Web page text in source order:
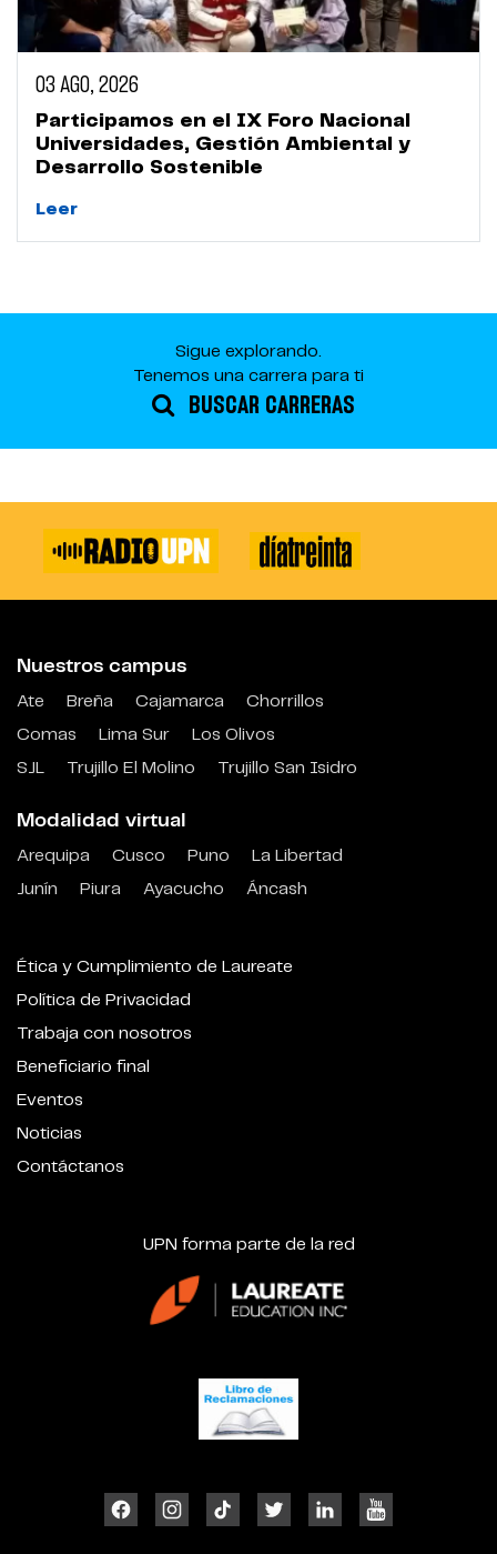
03 AGO, 2026
Participamos en el IX Foro Nacional
Universidades, Gestión Ambiental y
Desarrollo Sostenible
Leer
Sigue explorando.
Tenemos una carrera para ti
BUSCAR CARRERAS
Nuestros campus
Ate Breña Cajamarca
Chorrillos
Comas
Lima Sur
Los Olivos
SJL
Trujillo El Molino Trujillo San Isidro
Modalidad virtual
Arequipa Cusco Puno
La Libertad
Junín
Piura Ayacucho Áncash
Ética y Cumplimiento de Laureate
Política de Privacidad
Trabaja con nosotros
Beneficiario final
Eventos
Noticias
Contáctanos
UPN forma parte de la red